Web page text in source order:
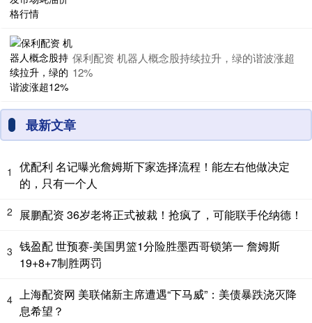
保利配资 机器人概念股持续拉升，绿的谐波涨超
12%
最新文章
1
优配利 名记曝光詹姆斯下家选择流程！能左右他做决定
的，只有一个人
2 展鹏配资 36岁老将正式被裁！抢疯了，可能联手伦纳德！
3 钱盈配 世预赛-美国男篮1分险胜墨西哥锁第一 詹姆斯
19+8+7制胜两罚
4 上海配资网 美联储新主席遭遇“下马威”：美债暴跌浇灭降
息希望？